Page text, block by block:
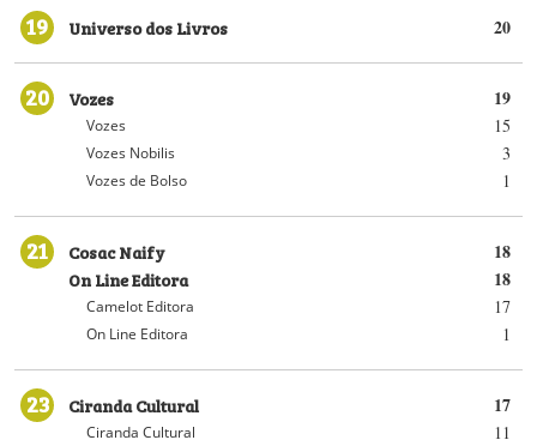
19 20
Universo dos Livros
20 19
Vozes
15
Vozes
3
Vozes Nobilis
1
Vozes de Bolso
21 18
Cosac Naify
18
On Line Editora
17
Camelot Editora
1
On Line Editora
23 17
Ciranda Cultural
11
Ciranda Cultural